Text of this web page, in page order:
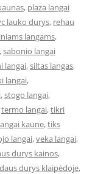
, plaza langai
lauko durys, rehau
langams,
,sabonio langai
langai,siltas langas,
langai,
,stogo langai,
termo langai,tikri
kaune,tiks
langai,veka langai,
durys kainos,
durys klaipėdoje,